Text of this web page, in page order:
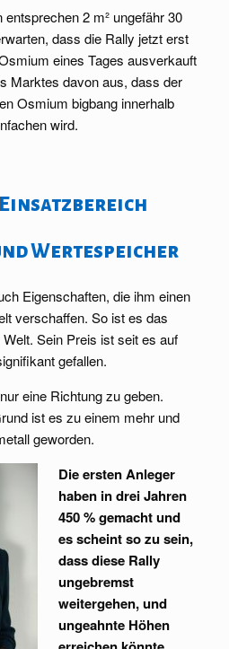
2 m² ungefähr 30
dass die Rally jetzt erst
eines Tages ausverkauft
Marktes davon aus, dass der
Osmium bigbang innerhalb
wird.
Wertespeicher
Eigenschaften, die ihm einen
verschaffen. So ist es das
Sein Preis ist seit es auf
gefallen.
eine Richtung zu geben.
ist es zu einem mehr und
geworden.
Die ersten Anleger
haben in drei Jahren
450 % gemacht und
es scheint so zu sein,
dass diese Rally
ungebremst
weitergehen, und
ungeahnte Höhen